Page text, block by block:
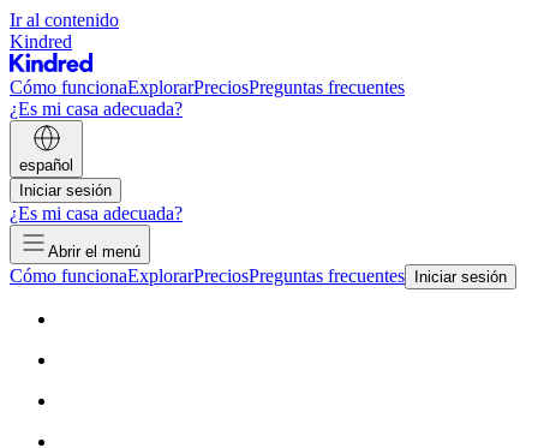
Ir al contenido
Kindred
Cómo funcionaExplorarPreciosPreguntas frecuentes
¿Es mi casa adecuada?
español
Iniciar sesión
¿Es mi casa adecuada?
Abrir el menú
Cómo funcionaExplorarPreciosPreguntas frecuentes Iniciar sesión